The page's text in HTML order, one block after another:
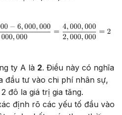
ty A là 2 . Điều này có nghĩa
đầu tư vào chi phí nhân sự,
đô la giá trị gia tăng.
định rõ các yếu tố đầu vào